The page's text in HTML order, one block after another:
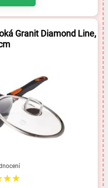
Granit Diamond Line,